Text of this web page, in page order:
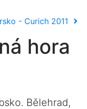
hora
- Curich 2011
Bělehrad,